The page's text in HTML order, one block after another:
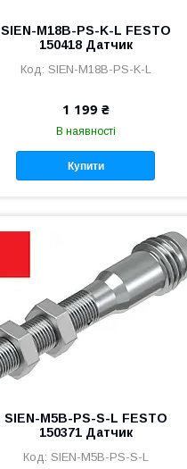
SIEN-M18B-PS-K-L FESTO
150418 Датчик
SIEN-M18B-PS-K-L
1 199 ₴
В наявності
Купити
SIEN-M5B-PS-S-L FESTO
150371 Датчик
SIEN-M5B-PS-S-L